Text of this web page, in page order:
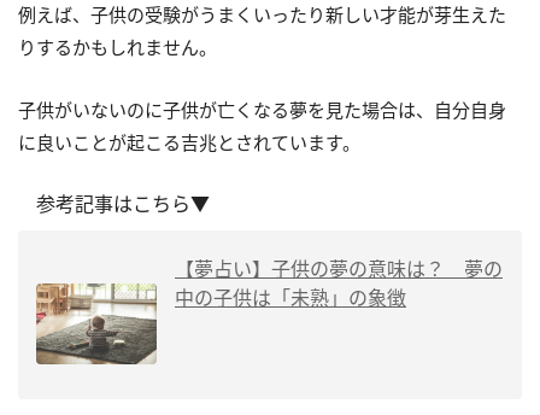
例えば、子供の受験がうまくいったり新しい才能が芽生えた
りするかもしれません。
子供がいないのに子供が亡くなる夢を見た場合は、自分自身
に良いことが起こる吉兆とされています。
参考記事はこちら▼
【夢占い】子供の夢の意味は？ 夢の
中の子供は「未熟」の象徴